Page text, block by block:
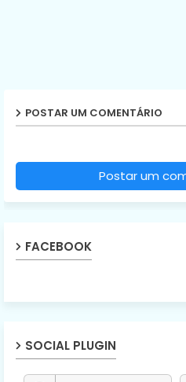
POSTAR UM COMENTÁRIO
Postar um
FACEBOOK
SOCIAL PLUGIN